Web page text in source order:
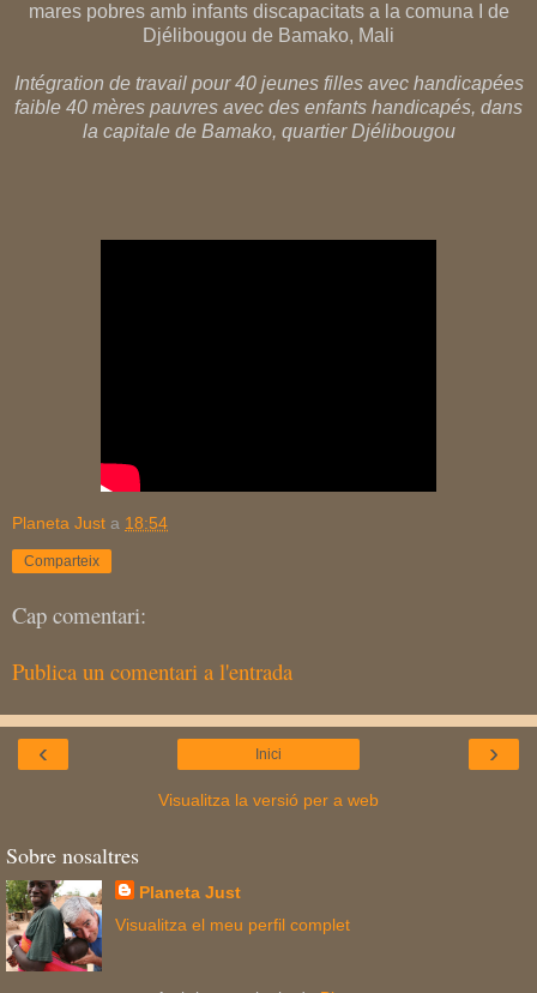
mares pobres amb infants discapacitats a la comuna I de
Djélibougou de Bamako, Mali
Intégration de travail pour 40 jeunes filles avec handicapées
faible 40 mères pauvres avec des enfants handicapés, dans
la capitale de Bamako, quartier Djélibougou
Planeta Just a 18:54
Comparteix
Cap comentari:
Publica un comentari a l'entrada
‹ ›
Inici
Visualitza la versió per a web
Sobre nosaltres
Planeta Just
Visualitza el meu perfil complet